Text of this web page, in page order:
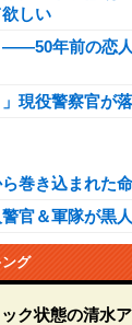
しい
――50年前の恋
」現役警察官が
巻き込まれた
警官＆軍隊が黒
グ
ク状態の清水